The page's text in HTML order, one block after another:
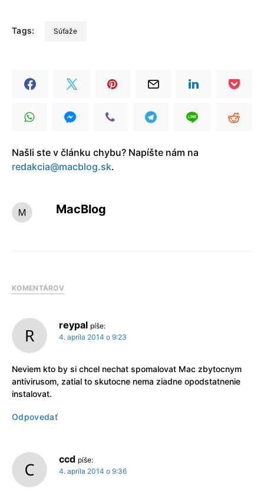
Tags: Súťaže
Našli ste v článku chybu? Napíšte nám na
redakcia@macblog.sk.
MacBlog
KOMENTÁROV
reypal píše:
4. apríla 2014 o 9:23
Neviem kto by si chcel nechat spomalovat Mac zbytocnym
antivirusom, zatial to skutocne nema ziadne opodstatnenie
instalovat.
Odpovedať
ccd píše:
4. apríla 2014 o 9:36